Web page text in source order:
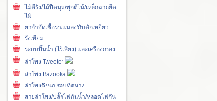
ไม้ตีรัง/ไม้ปืดมุม/พุกตีไม้/เหล็กฉากยึด
ไม้
ยากำจัดเชื้อรา/แมลง/กับดักเหยี่ยว
รังเทียม
ระบบปั๊มน้ำ (ไร้เสียง) และเครื่องกรอง
ลำโพง Tweeter
ลำโพง Bazooka
ลำโพงดึงนก รอบทิศทาง
สายลำโพง/ปลั๊กไฟกันน้ำ/หลอดไฟกัน